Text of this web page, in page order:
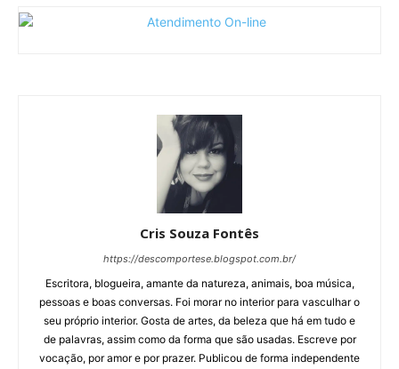
Cris Souza Fontês
https://descomportese.blogspot.com.br/
Escritora, blogueira, amante da natureza, animais, boa música,
pessoas e boas conversas. Foi morar no interior para vasculhar o
seu próprio interior. Gosta de artes, da beleza que há em tudo e
de palavras, assim como da forma que são usadas. Escreve por
vocação, por amor e por prazer. Publicou de forma independente